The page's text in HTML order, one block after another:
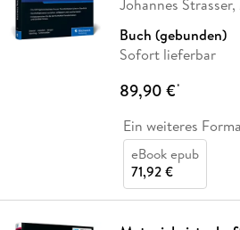
Johannes
Buch (gebunden)
Sofort lieferbar
89,90 €*
Ein weiteres
eBook epub
71,92 €